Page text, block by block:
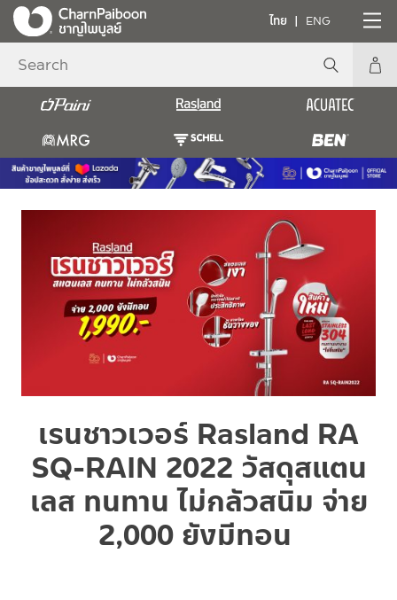
ไทย ENG
เรนชาวเวอร์ Rasland RA
SQ-RAIN 2022 วัสดุสแตน
เลส ทนทาน ไม่กลัวสนิม จ่าย
2,000 ยังมีทอน